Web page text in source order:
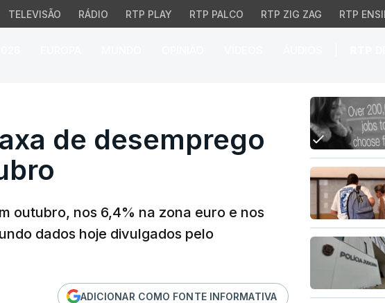
TELEVISÃO RÁDIO RTP PLAY RTP PALCO RTP ZIG ZAG RTP
de desemprego de 6,4%
de desemprego
outubro, nos 6,4% na zona euro e nos
dados hoje divulgados pelo
ADICIONAR COMO FONTE INFORMATIVA